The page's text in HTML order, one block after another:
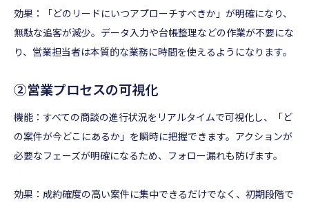
効果：「どのリードにいつアプローチすべきか」が明確になり、
無駄な追客が減少。データ入力や台帳整理などの作業が不要にな
り、営業担当者は本質的な業務に時間を使えるようになります。
②営業プロセスの可視化
機能：すべての商談の進行状況をリアルタイムで可視化し、「ど
の案件が今どこにあるか」を瞬時に把握できます。アクションが
必要なフェーズが明確になるため、フォロー漏れも防げます。
効果：成約確度の高い案件に集中できるだけでなく、初期段階で